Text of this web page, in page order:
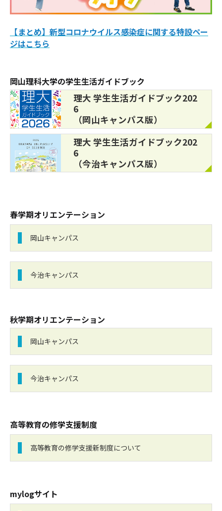
【まとめ】新型コロナウイルス感染症に関する特設ペー
ジはこちら
岡山理科大学の学生生活ガイドブック
理大 学生生活ガイドブック202
6
（岡山キャンパス版）
理大 学生生活ガイドブック202
6
（今治キャンパス版）
春学期オリエンテーション
岡山キャンパス
今治キャンパス
秋学期オリエンテーション
岡山キャンパス
今治キャンパス
高等教育の修学支援制度
高等教育の修学支援新制度について
mylogサイト